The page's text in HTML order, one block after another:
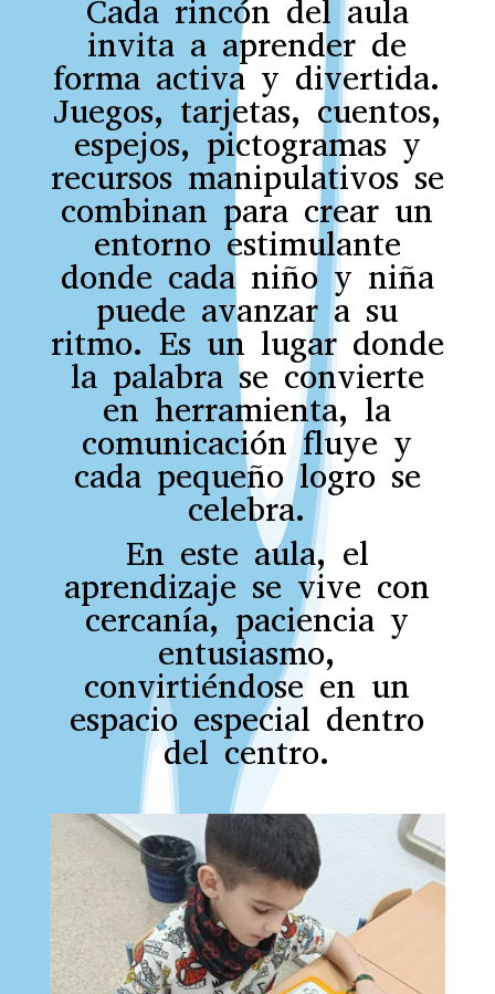
Cada rincón del aula
invita a aprender de
forma activa y divertida.
Juegos, tarjetas, cuentos,
espejos, pictogramas y
recursos manipulativos se
combinan para crear un
entorno estimulante
donde cada niño y niña
puede avanzar a su
ritmo. Es un lugar donde
la palabra se convierte
en herramienta, la
comunicación fluye y
cada pequeño logro se
celebra.
En este aula, el
aprendizaje se vive con
cercanía, paciencia y
entusiasmo,
convirtiéndose en un
espacio especial dentro
del centro.